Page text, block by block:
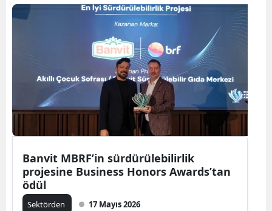
Banvit MBRF’in sürdürülebilirlik
projesine Business Honors Awards’tan
ödül
Sektörden 17 Mayıs 2026